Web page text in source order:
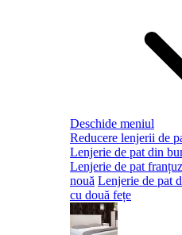
Deschide meniul
Reducere lenjerii de
Lenjerie de pat din
Lenjerie de pat
nouă Lenjerie de pat
cu două fețe